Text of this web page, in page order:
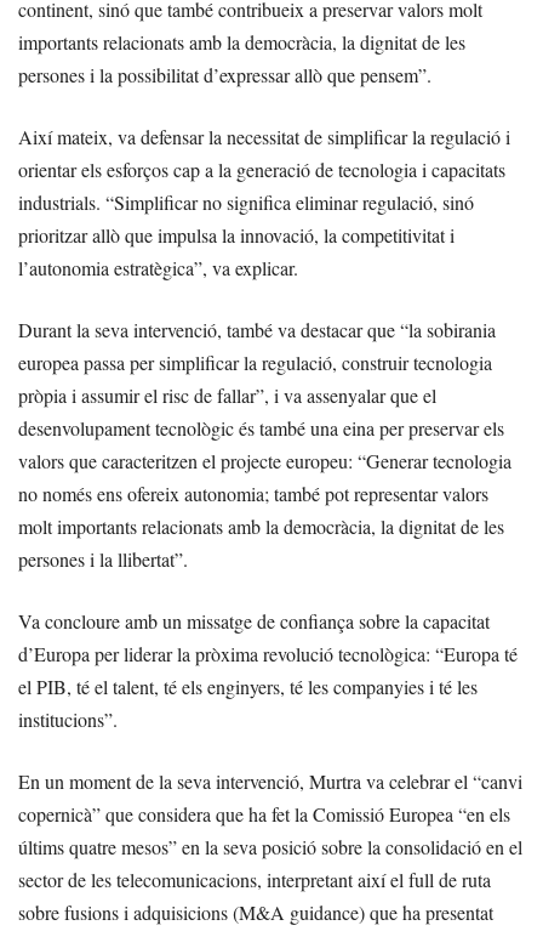
continent, sinó que també contribueix a preservar valors molt
importants relacionats amb la democràcia, la dignitat de les
persones i la possibilitat d’expressar allò que pensem”.
Així mateix, va defensar la necessitat de simplificar la regulació i
orientar els esforços cap a la generació de tecnologia i capacitats
industrials. “Simplificar no significa eliminar regulació, sinó
prioritzar allò que impulsa la innovació, la competitivitat i
l’autonomia estratègica”, va explicar.
Durant la seva intervenció, també va destacar que “la sobirania
europea passa per simplificar la regulació, construir tecnologia
pròpia i assumir el risc de fallar”, i va assenyalar que el
desenvolupament tecnològic és també una eina per preservar els
valors que caracteritzen el projecte europeu: “Generar tecnologia
no només ens ofereix autonomia; també pot representar valors
molt importants relacionats amb la democràcia, la dignitat de les
persones i la llibertat”.
Va concloure amb un missatge de confiança sobre la capacitat
d’Europa per liderar la pròxima revolució tecnològica: “Europa té
el PIB, té el talent, té els enginyers, té les companyies i té les
institucions”.
En un moment de la seva intervenció, Murtra va celebrar el “canvi
copernicà” que considera que ha fet la Comissió Europea “en els
últims quatre mesos” en la seva posició sobre la consolidació en el
sector de les telecomunicacions, interpretant així el full de ruta
sobre fusions i adquisicions (M&A guidance) que ha presentat